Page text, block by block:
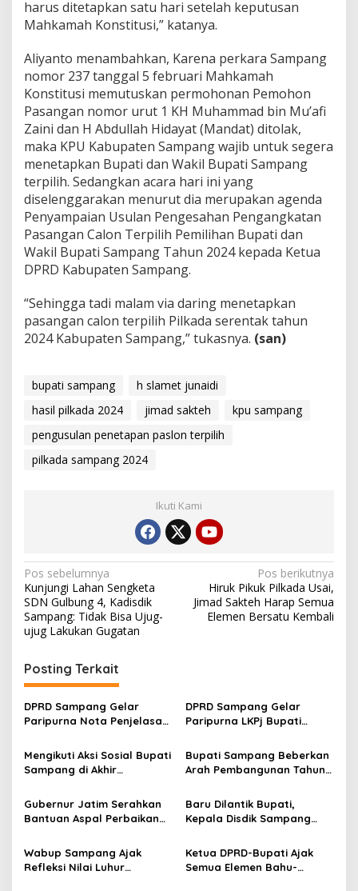
harus ditetapkan satu hari setelah keputusan
Mahkamah Konstitusi,” katanya.
Aliyanto menambahkan, Karena perkara Sampang
nomor 237 tanggal 5 februari Mahkamah
Konstitusi memutuskan permohonan Pemohon
Pasangan nomor urut 1 KH Muhammad bin Mu’afi
Zaini dan H Abdullah Hidayat (Mandat) ditolak,
maka KPU Kabupaten Sampang wajib untuk segera
menetapkan Bupati dan Wakil Bupati Sampang
terpilih. Sedangkan acara hari ini yang
diselenggarakan menurut dia merupakan agenda
Penyampaian Usulan Pengesahan Pengangkatan
Pasangan Calon Terpilih Pemilihan Bupati dan
Wakil Bupati Sampang Tahun 2024 kepada Ketua
DPRD Kabupaten Sampang.
“Sehingga tadi malam via daring menetapkan
pasangan calon terpilih Pilkada serentak tahun
2024 Kabupaten Sampang,” tukasnya. (san)
bupati sampang
h slamet junaidi
hasil pilkada 2024
jimad sakteh
kpu sampang
pengusulan penetapan paslon terpilih
pilkada sampang 2024
Ikuti Kami
Navigasi
pos
Pos sebelumnya
Kunjungi Lahan Sengketa
SDN Gulbung 4, Kadisdik
Sampang: Tidak Bisa Ujug-
ujug Lakukan Gugatan
Pos berikutnya
Hiruk Pikuk Pilkada Usai,
Jimad Sakteh Harap Semua
Elemen Bersatu Kembali
Posting Terkait
DPRD Sampang Gelar
Paripurna Nota Penjelasan
2025
DPRD Sampang Gelar
Paripurna LKPj Bupati
Mengikuti Aksi Sosial Bupati
Sampang di Akhir
Bercengkerama, Salurkan
Bansos, dan Dengarkan
Keluh Kesah Kaum Duafa
Bupati Sampang Beberkan
Arah Pembangunan Tahun
RKPD
Gubernur Jatim Serahkan
Bantuan Aspal Perbaikan
Sampang
Baru Dilantik Bupati,
Kepala Disdik Sampang
Wabup Sampang Ajak
Refleksi Nilai Luhur
Ketua DPRD-Bupati Ajak
Semua Elemen Bahu-